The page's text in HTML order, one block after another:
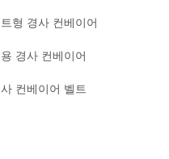
형 경사 컨베이어
경사 컨베이어
컨베이어 벨트